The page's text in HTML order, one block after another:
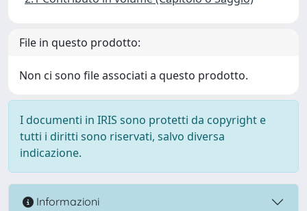
File in questo prodotto:
Non ci sono file associati a questo prodotto.
I documenti in IRIS sono protetti da copyright e
tutti i diritti sono riservati, salvo diversa
indicazione.
Informazioni